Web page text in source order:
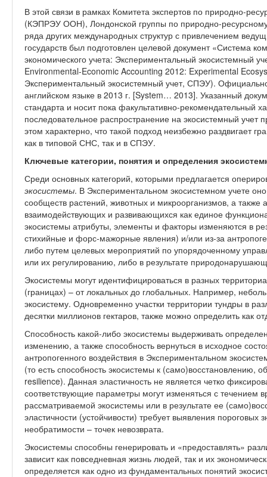
В этой связи в рамках Комитета экспертов по природно-
(КЭПРЭУ ООН), Лондонской группы по природно-
ряда других международных структур с привлечением
государств был подготовлен целевой документ «Система
экономического учета: Экспериментальный экосистемный
Environmental-Economic Accounting 2012: Experimental
Экспериментальный экосистемный учет, СПЭУ).
английском языке в 2013 г. [System… 2013]. Указанный
стандарта и носит пока факультативно-рекомендательный
последовательное распространение на экосистемный учет
этом характерно, что такой подход неизбежно раздвигает
как в типовой СНС, так и в СПЭУ.
Ключевые категории, понятия и определения
Среди основных категорий, которыми предлагается
экосистемы. В Экспериментальном экосистемном учете
сообществ растений, животных и микроорганизмов, а
взаимодействующих и развивающихся как единое
экосистемы атрибуты, элементы и факторы изменяются в
стихийные и форс-мажорные явления) и/или из-за
либо путем целевых мероприятий по упорядоченному
или их регулированию, либо в результате
Экосистемы могут идентифицироваться в разных
(границах) – от локальных до глобальных. Например,
экосистему. Одновременно участки территории тундры в
десятки миллионов гектаров, также можно определить как
Способность какой-либо экосистемы выдерживать
изменению, а также способность вернуться в исходное
антропогенного воздействия в Экспериментальном
(то есть способность экосистемы к (само)восстановлению,
resilience). Данная эластичность не является четко
соответствующие параметры могут изменяться с течением
рассматриваемой экосистемы или в результате ее
эластичности (устойчивости) требует выявления пороговых
необратимости – точек невозврата.
Экосистемы способны генерировать и «предоставлять»
зависит как повседневная жизнь людей, так и их
определяется как одно из фундаментальных понятий